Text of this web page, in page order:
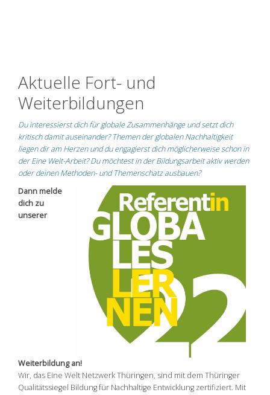
Aktuelle Fort- und
Weiterbildungen
Du interessierst dich für globale Zusammenhänge und setzt dich
kritisch damit auseinander? Themen der globalen Nachhaltigkeit
liegen dir am Herzen und du engagierst dich möglicherweise schon in
der Eine Welt-Arbeit? Du möchtest in der Bildungsarbeit aktiv werden
oder deinen Methoden- und Themenschatz ausbauen?
Dann melde
dich zu
unserer
Weiterbildung an!
Wir, das Eine Welt Netzwerk Thüringen, sind mit dem Thüringer
Qualitätssiegel Bildung für Nachhaltige Entwicklung zertifiziert. Mit